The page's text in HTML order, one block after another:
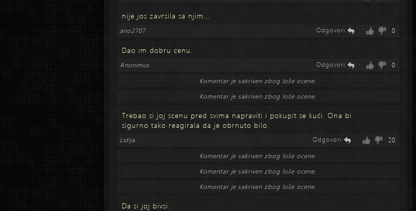
nije jos zavrsila sa njim...
ano2707 0
Odgovori ·
Dao im dobru cenu.
Anonimus 0
Odgovori ·
Komentar je sakriven zbog loše ocene.
Komentar je sakriven zbog loše ocene.
Trebao si joj scenu pred svima napraviti i pokupit se kući. Ona bi
sigurno tako reagirala da je obrnuto bilo.
Lidija 20
Odgovori ·
Komentar je sakriven zbog loše ocene.
Komentar je sakriven zbog loše ocene.
Komentar je sakriven zbog loše ocene.
Da si joj bivsi.